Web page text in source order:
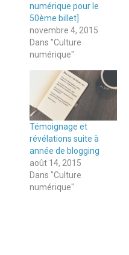
numérique pour le
50ème billet]
novembre 4, 2015
Dans "Culture
numérique"
Témoignage et
révélations suite à
année de blogging
août 14, 2015
Dans "Culture
numérique"